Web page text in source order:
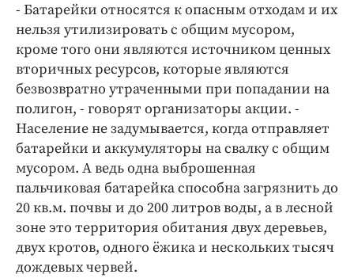
Интересное чтиво
Клиника года
Бренд года
Работодатель года
- Батарейки относятся к опасным отходам и их
нельзя утилизировать с общим мусором,
кроме того они являются источником ценных
вторичных ресурсов, которые являются
безвозвратно утраченными при попадании на
полигон, - говорят организаторы акции. -
Население не задумывается, когда отправляет
батарейки и аккумуляторы на свалку с общим
мусором. А ведь одна выброшенная
пальчиковая батарейка способна загрязнить до
20 кв.м. почвы и до 200 литров воды, а в лесной
зоне это территория обитания двух деревьев,
двух кротов, одного ёжика и нескольких тысяч
дождевых червей.